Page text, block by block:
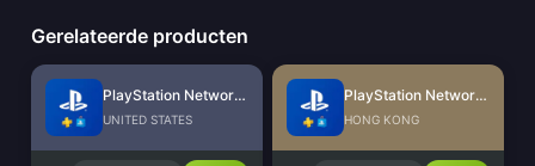
Gerelateerde producten
PlayStation Network Card (US)
UNITED STATES
PlayStation Network Card (HK)
HONG KONG